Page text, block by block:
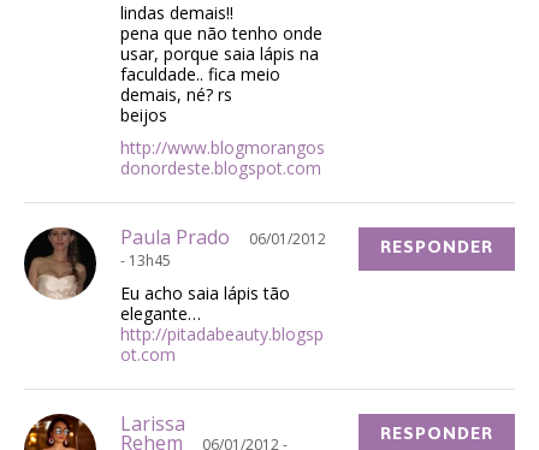
lindas demais!!
pena que não tenho onde
usar, porque saia lápis na
faculdade.. fica meio
demais, né? rs
beijos
http://www.blogmorangos
donordeste.blogspot.com
Paula Prado
06/01/2012
- 13h45
Eu acho saia lápis tão
elegante…
http://pitadabeauty.blogsp
ot.com
RESPONDER
Larissa
Rehem
06/01/2012 -
RESPONDER